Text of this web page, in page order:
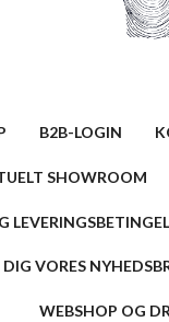
B2B-LOGIN
SHOWROOM
VORES
WEBSHOP OG